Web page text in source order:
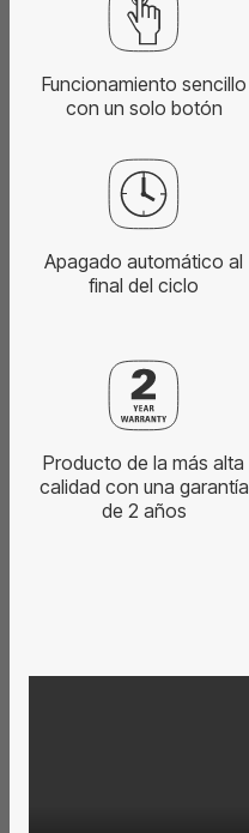
Funcionamiento sencillo
con un solo botón
Apagado automático al
final del ciclo
Producto de la más alta
calidad con una garantía
de 2 años